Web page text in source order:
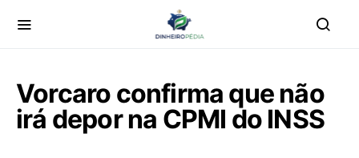
Vorcaro confirma que não
irá depor na CPMI do INSS